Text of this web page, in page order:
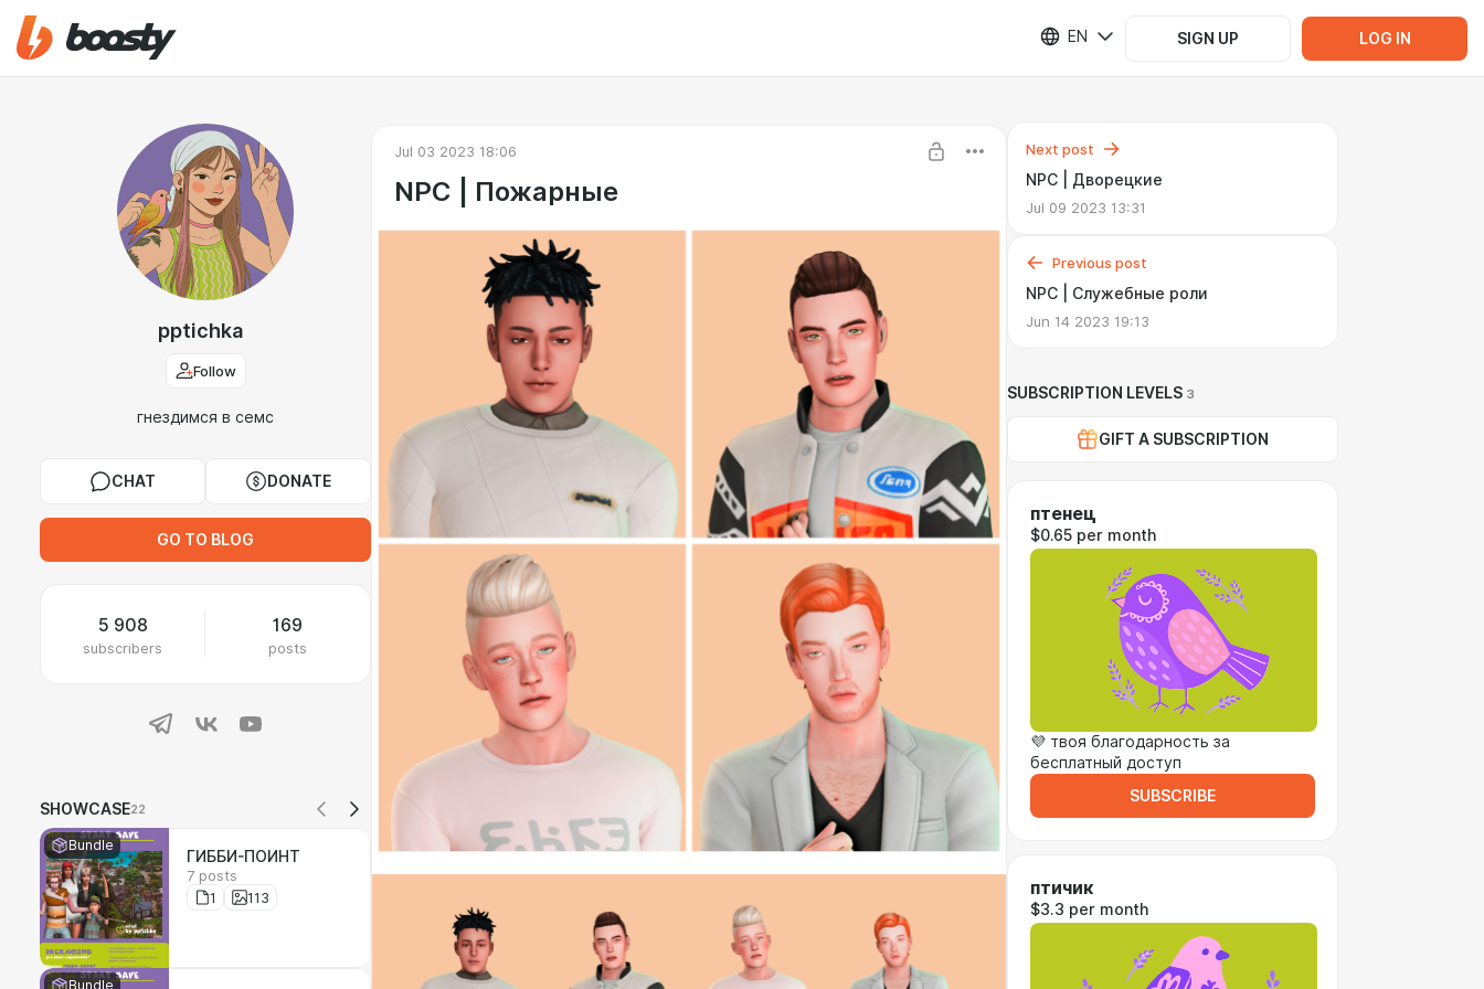
EN SIGN UP LOG IN
pptichka
Follow
гнездимся в семс
CHAT DONATE
GO TO BLOG
5 908
subscribers
169
posts
SHOWCASE22
Bundle
ГИББИ-ПОИНТ
7 posts
1
113
Bundle
Jul 03 2023 18:06
NPC | Пожарные
Next post
NPC | Дворецкие
Jul 09 2023 13:31
Previous post
NPC | Служебные роли
Jun 14 2023 19:13
SUBSCRIPTION LEVELS 3
GIFT A SUBSCRIPTION
птенец
$0.65 per month
💜 твоя благодарность за
бесплатный доступ
SUBSCRIBE
птичик
$3.3 per month